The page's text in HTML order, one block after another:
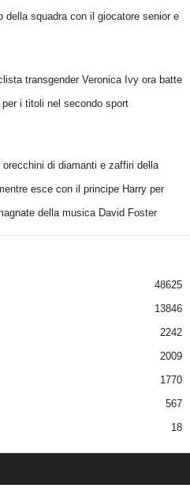
della squadra con il giocatore senior e
transgender Veronica Ivy ora batte
per i titoli nel secondo sport
orecchini di diamanti e zaffiri della
esce con il principe Harry per
della musica David Foster
48625
13846
2242
2009
1770
567
18